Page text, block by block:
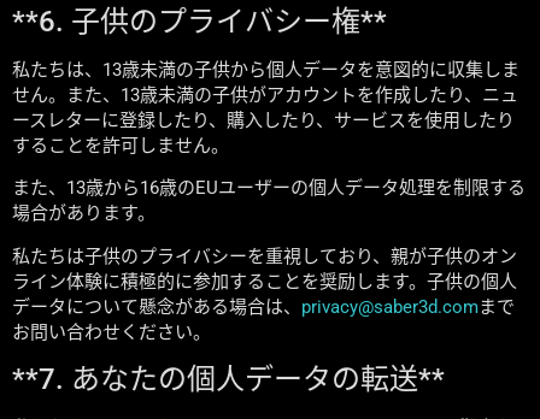
**6. 子供のプライバシー権**
私たちは、13歳未満の子供から個人データを意図的に収集しま
せん。また、13歳未満の子供がアカウントを作成したり、ニュ
ースレターに登録したり、購入したり、サービスを使用したり
することを許可しません。
また、13歳から16歳のEUユーザーの個人データ処理を制限する
場合があります。
私たちは子供のプライバシーを重視しており、親が子供のオン
ライン体験に積極的に参加することを奨励します。子供の個人
データについて懸念がある場合は、 privacy@saber3d.comまで
お問い合わせください。
**7. あなたの個人データの転送**